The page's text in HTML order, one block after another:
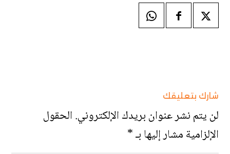
شارك بتعليقك
لن يتم نشر عنوان بريدك الإلكتروني.الحقول
الإلزامية مشار إليها بـ*